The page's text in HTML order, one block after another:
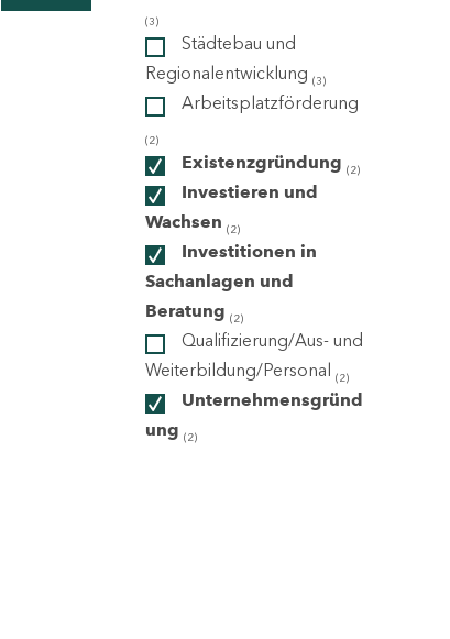
(3)
Städtebau und
Regionalentwicklung (3)
Arbeitsplatzförderung
(2)
Existenzgründung (2)
Investieren und
Wachsen (2)
Investitionen in
Sachanlagen und
Beratung (2)
Qualifizierung/Aus- und
Weiterbildung/Personal (2)
Unternehmensgründ
ung (2)